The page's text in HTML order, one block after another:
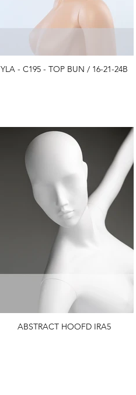
YLA - C195 - TOP BUN / 16-21-24B
ABSTRACT HOOFD IRA5